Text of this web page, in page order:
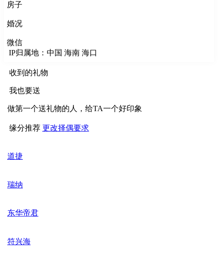
房子
婚况
微信
IP归属地：中国 海南 海口
收到的礼物
我也要送
做第一个送礼物的人，给TA一个好印象
缘分推荐 更改择偶要求
道捷
瑞纳
东华帝君
符兴海